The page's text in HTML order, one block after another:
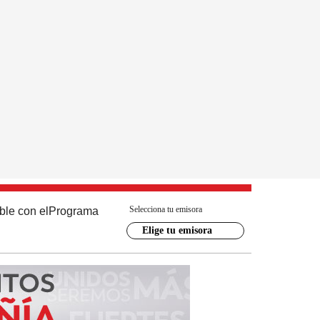
con el Programa Selecciona tu emisora
Elige tu emisora